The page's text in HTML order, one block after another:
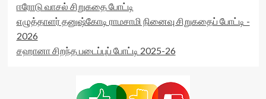
ஈரோடு வாசல் சிறுகதை போட்டி
எழுத்தாளர் தனுஷ்கோடி ராமசாமி நினைவு சிறுகதைப் போட்டி -
2026
சஹானா சிறந்த படைப்புப் போட்டி 2025-26